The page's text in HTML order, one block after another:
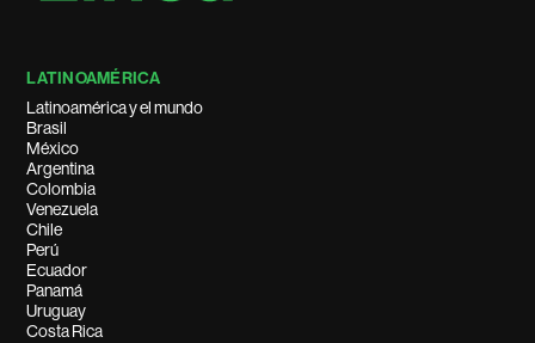
LATINOAMÉRICA
Latinoamérica y el mundo
Brasil
México
Argentina
Colombia
Venezuela
Chile
Perú
Ecuador
Panamá
Uruguay
Costa Rica